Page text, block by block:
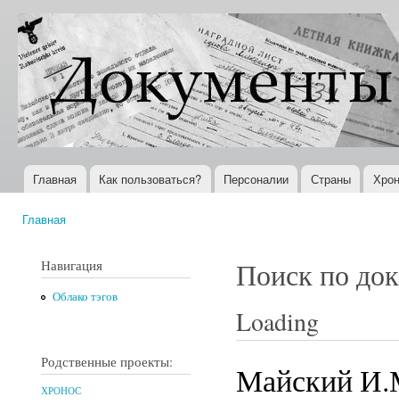
Документы
XX века
Всемирная
история в
Интернете
Главное меню
Главная Как пользоваться? Персоналии Страны
Главная
Навигация
Облако тэгов
Родственные проекты:
ХРОНОС
Поиск по
Loading
Майский